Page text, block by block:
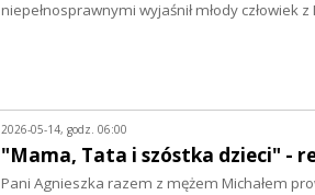
niepełnosprawnymi wyjaśnił młody człowiek
2026-05-14, godz. 06:00
"Mama, Tata i szóstka dzieci" -
Pani Agnieszka razem z mężem Michałem